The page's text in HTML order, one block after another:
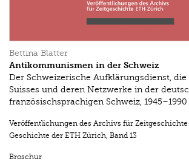
Bettina Blatter
Antikommunismen in der Schweiz
Der Schweizerische Aufklärungsdienst, die
Suisses und deren Netzwerke in der
französischsprachigen Schweiz, 1945–1990
Veröffentlichungen des Archivs für
Geschichte der ETH Zürich, Band 13
Broschur